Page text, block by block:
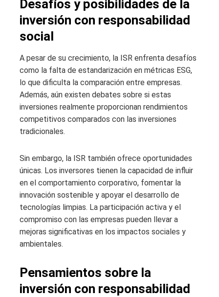
Desafíos y posibilidades de la
inversión con responsabilidad
social
A pesar de su crecimiento, la ISR enfrenta desafíos
como la falta de estandarización en métricas ESG,
lo que dificulta la comparación entre empresas.
Además, aún existen debates sobre si estas
inversiones realmente proporcionan rendimientos
competitivos comparados con las inversiones
tradicionales.
Sin embargo, la ISR también ofrece oportunidades
únicas. Los inversores tienen la capacidad de influir
en el comportamiento corporativo, fomentar la
innovación sostenible y apoyar el desarrollo de
tecnologías limpias. La participación activa y el
compromiso con las empresas pueden llevar a
mejoras significativas en los impactos sociales y
ambientales.
Pensamientos sobre la
inversión con responsabilidad